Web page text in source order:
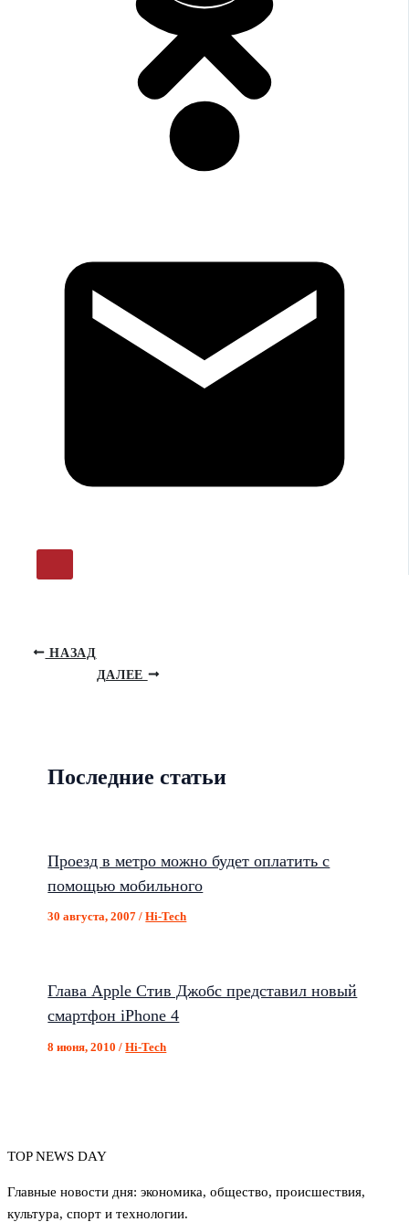
НАЗАД
ДАЛЕЕ
Последние статьи
Проезд в метро можно будет оплатить с
помощью мобильного
30 августа, 2007/Hi-Tech
Глава Apple Стив Джобс представил новый
смартфон iPhone 4
8 июня, 2010/Hi-Tech
TOP NEWS DAY
Главные новости дня: экономика, общество, происшествия,
культура, спорт и технологии.